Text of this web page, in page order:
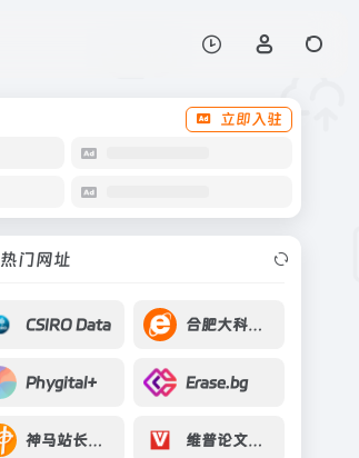
立即入驻
热门网址
CSIRO Data 合肥大科学中心
Phygital+ Erase.bg
神马站长平台 维普论文检测系统